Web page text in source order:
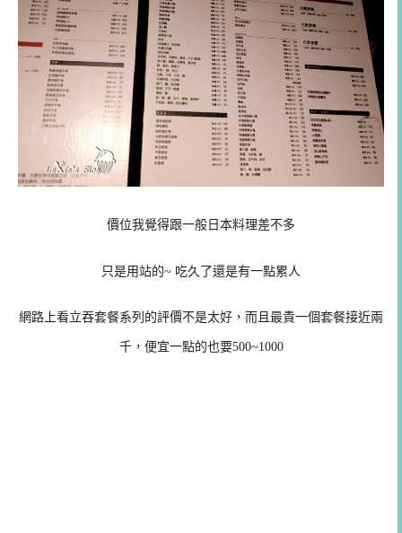
價位我覺得跟一般日本料理差不多
只是用站的~ 吃久了還是有一點累人
網路上看立吞套餐系列的評價不是太好，而且最貴一個套餐接近兩
千，便宜一點的也要500~1000